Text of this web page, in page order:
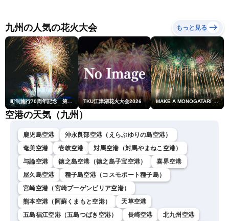
衣／芳野達郎〉
九州の人気の花火大会 もっと見る
TKU江津湖花火大会2026 MAKE A MONOGATARI 2026
空港の天気（九州）
鹿児島空港
沖永良部空港（えらぶゆりの島空港）
奄美空港
壱岐空港
対馬空港（対馬やまねこ空港）
与論空港
徳之島空港（徳之島子宝空港）
喜界空港
屋久島空港
種子島空港（コスモポート種子島）
宮崎空港（宮崎ブーゲンビリア空港）
熊本空港（阿蘇くまもと空港）
天草空港
五島福江空港（五島つばき空港）
長崎空港 北九州空港